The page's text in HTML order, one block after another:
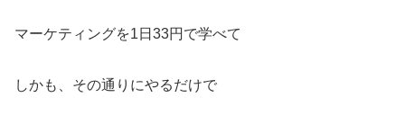
マーケティングを1日33円で学べて
しかも、その通りにやるだけで